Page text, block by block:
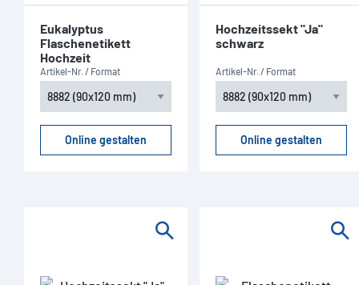
Eukalyptus
Flaschenetikett
Hochzeit
Artikel-Nr. / Format
Online gestalten
Hochzeitssekt "Ja"
schwarz
Artikel-Nr. / Format
Online gestalten